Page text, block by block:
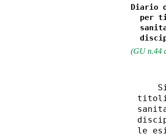
Diario
per
(GU n.44
titoli
le